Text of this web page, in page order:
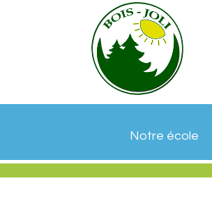
Notre école